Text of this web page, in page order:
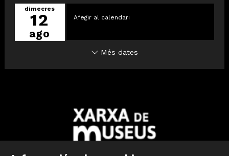
dimecres
12
ago
Afegir al calendari
Més dates